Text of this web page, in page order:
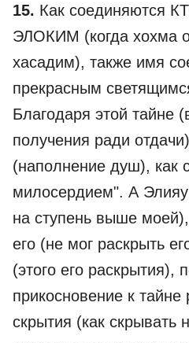
15. Как соединяются
ЭЛОКИМ (когда хохма
хасадим), также имя
прекрасным
Благодаря этой тайне
получения ради
(наполнение душ), как
милосердием". А
на ступень выше
его (не мог раскрыть
(этого его раскрытия),
прикосновение к тайне
скрытия (как скрывать